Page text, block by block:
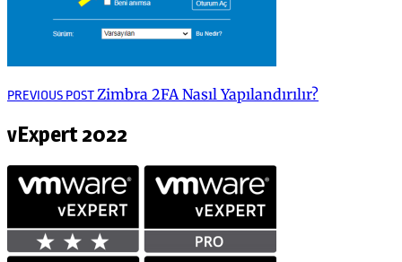
Yazı
gezinmesi
PREVIOUS POST Previous
Zimbra 2FA Nasıl Yapılandırılır?
vExpert 2022